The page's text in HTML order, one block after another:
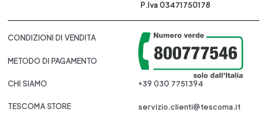
P.Iva 03471750178
CONDIZIONI DI VENDITA
METODO DI PAGAMENTO
CHI SIAMO
TESCOMA STORE
+39 030 7751394
servizio.clienti@tescoma.it